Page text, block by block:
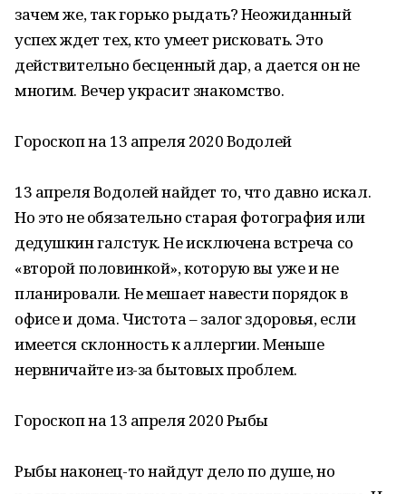
зачем же, так горько рыдать? Неожиданный
успех ждет тех, кто умеет рисковать. Это
действительно бесценный дар, а дается он не
многим. Вечер украсит знакомство.
Гороскоп на 13 апреля 2020 Водолей
13 апреля Водолей найдет то, что давно искал.
Но это не обязательно старая фотография или
дедушкин галстук. Не исключена встреча со
«второй половинкой», которую вы уже и не
планировали. Не мешает навести порядок в
офисе и дома. Чистота – залог здоровья, если
имеется склонность к аллергии. Меньше
нервничайте из-за бытовых проблем.
Гороскоп на 13 апреля 2020 Рыбы
Рыбы наконец-то найдут дело по душе, но